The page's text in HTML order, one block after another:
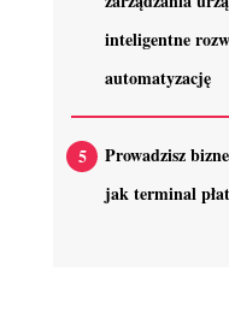
inteligentne
automatyzację
Prowadzisz
jak terminal